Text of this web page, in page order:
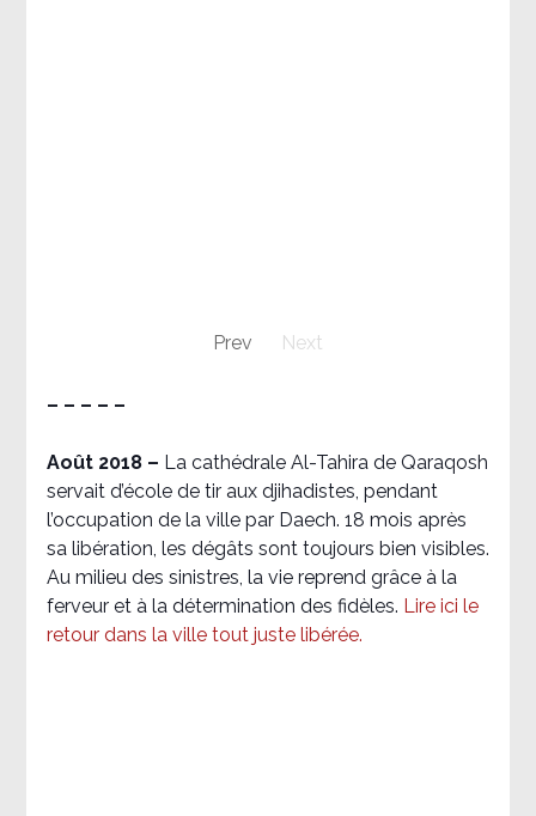
Prev Next
– – – – –
Août 2018 – La cathédrale Al-Tahira de Qaraqosh
servait d’école de tir aux djihadistes, pendant
l’occupation de la ville par Daech. 18 mois après
sa libération, les dégâts sont toujours bien visibles.
Au milieu des sinistres, la vie reprend grâce à la
ferveur et à la détermination des fidèles. Lire ici le
retour dans la ville tout juste libérée.